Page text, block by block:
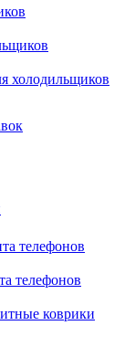
холодильщиков
телефонов
телефонов
коврики